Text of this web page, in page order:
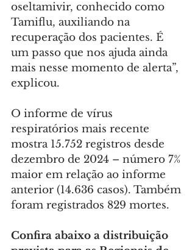
oseltamivir, conhecido como
Tamiflu, auxiliando na
recuperação dos pacientes. É
um passo que nos ajuda ainda
mais nesse momento de alerta”,
explicou.
O informe de vírus
respiratórios mais recente
mostra 15.752 registros desde
dezembro de 2024 – número 7%
maior em relação ao informe
anterior (14.636 casos). Também
foram registrados 829 mortes.
Confira abaixo a distribuição